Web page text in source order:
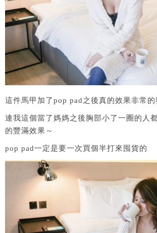
這件馬甲加了pop pad之後真的效果非常的
連我這個當了媽媽之後胸部小了一圈的人
的豐滿效果～
pop pad一定是要一次買個半打來囤貨的